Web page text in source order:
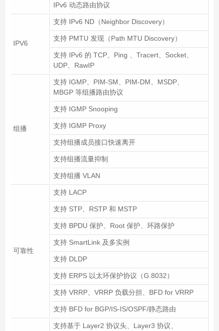
IPv6 动态路由协议
IPV6
支持 IPv6 ND（Neighbor Discovery）
支持 PMTU 发现（Path MTU Discovery）
支持 IPv6 的 TCP、Ping 、Tracert、Socket、
UDP、RawIP
组播
支持 IGMP、PIM-SM、PIM-DM、MSDP、
MBGP 等组播路由协议
支持 IGMP Snooping
支持 IGMP Proxy
支持组播成员接口快速离开
支持组播流量抑制
支持组播 VLAN
可靠性
支持 LACP
支持 STP、RSTP 和 MSTP
支持 BPDU 保护、Root 保护、环路保护
支持 SmartLink 及多实例
支持 DLDP
支持 ERPS 以太环保护协议（G.8032）
支持 VRRP、VRRP 负载分担、BFD for VRRP
支持 BFD for BGP/IS-IS/OSPF/静态路由
支持基于 Layer2 协议头、Layer3 协议、